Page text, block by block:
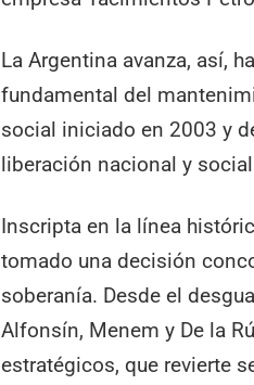
La Argentina avanza, así,
fundamental del
social iniciado en 2003 y
liberación nacional y
Inscripta en la línea
tomado una decisión
soberanía. Desde el
Alfonsín, Menem y De la
estratégicos, que revierte